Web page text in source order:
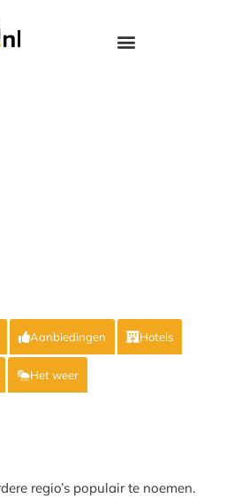
Aanbiedingen Hotels
Het weer
regio’s populair te noemen.